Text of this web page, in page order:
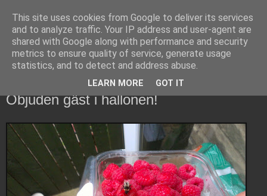
Copsons bloggerier
Vad som händer och sker i copsons värld...
Objuden gäst i hallonen!
This site uses cookies from Google to deliver its services
and to analyze traffic. Your IP address and user-agent are
shared with Google along with performance and security
metrics to ensure quality of service, generate usage
statistics, and to detect and address abuse.
LEARN MORE GOT IT